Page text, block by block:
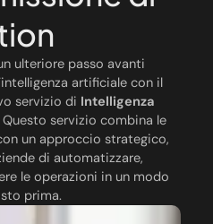
ulteriore passo avanti
artificiale con il
servizio di Intelligenza
Questo servizio combina le
un approccio strategico,
di automatizzare,
le operazioni in un modo
prima.